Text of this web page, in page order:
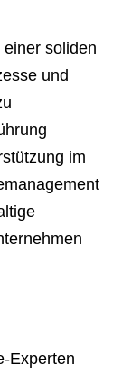
soliden
und
im
Experten